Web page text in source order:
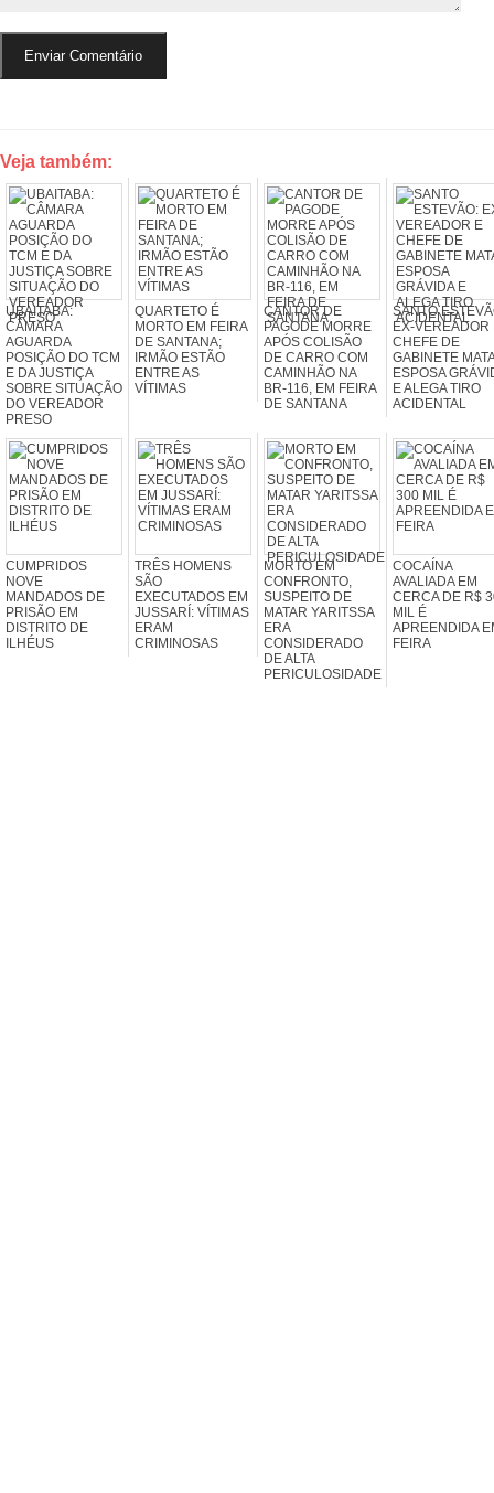
Veja também:
UBAITABA:
CÂMARA
AGUARDA
POSIÇÃO DO TCM
E DA JUSTIÇA
SOBRE SITUAÇÃO
DO VEREADOR
PRESO
QUARTETO É
MORTO EM FEIRA
DE SANTANA;
IRMÃO ESTÃO
ENTRE AS
VÍTIMAS
CANTOR DE
PAGODE MORRE
APÓS COLISÃO
DE CARRO COM
CAMINHÃO NA
BR-116, EM FEIRA
DE SANTANA
SANTO
EX-VEREADOR
CHEFE DE
GABINETE MATA
ESPOSA
E ALEGA TIRO
ACIDENTAL
CUMPRIDOS
NOVE
MANDADOS DE
PRISÃO EM
DISTRITO DE
ILHÉUS
TRÊS HOMENS
SÃO
EXECUTADOS EM
JUSSARÍ: VÍTIMAS
ERAM
CRIMINOSAS
MORTO EM
CONFRONTO,
SUSPEITO DE
MATAR YARITSSA
ERA
CONSIDERADO
DE ALTA
PERICULOSIDADE
COCAÍNA
AVALIADA EM
CERCA DE R$
MIL É
APREENDIDA
FEIRA